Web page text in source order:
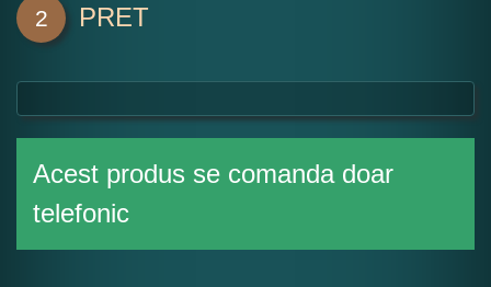
2 PRET
Acest produs se comanda doar
telefonic